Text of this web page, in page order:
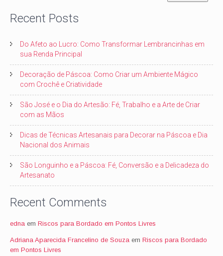
Recent Posts
Do Afeto ao Lucro: Como Transformar Lembrancinhas em
sua Renda Principal
Decoração de Páscoa: Como Criar um Ambiente Mágico
com Crochê e Criatividade
São José e o Dia do Artesão: Fé, Trabalho e a Arte de Criar
com as Mãos
Dicas de Técnicas Artesanais para Decorar na Páscoa e Dia
Nacional dos Animais
São Longuinho e a Páscoa: Fé, Conversão e a Delicadeza do
Artesanato
Recent Comments
edna em Riscos para Bordado em Pontos Livres
Adriana Aparecida Francelino de Souza em Riscos para Bordado
em Pontos Livres